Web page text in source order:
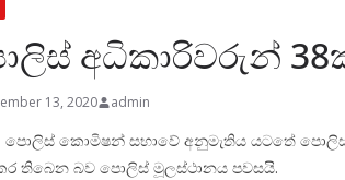
අධිකාරිවරුන්
13, 2020 admin
පොලිස් කොමිෂන් සභාවේ අනුමැතිය යටතේ
තිබෙන බව පොලිස් මූලස්ථානය පවසයි.